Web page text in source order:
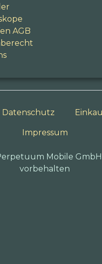
AGB
Datenschutz
Impressum
Mobile
vorbehalten